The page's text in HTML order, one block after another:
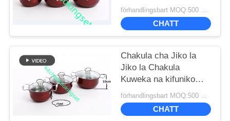
muundo wa kifahari wa
kitaalam wa kitaalam
CHATT
Chakula cha Jiko la
Jiko la Chakula
Kuweka na kifuniko
cha glasi cha rangi ya
glasi 201# chuma cha
pua
förhandlingsbart MOQ:500 SETS
CHATT